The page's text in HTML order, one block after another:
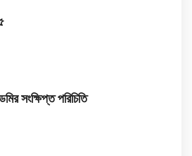
সংক্ষিপ্ত পরিচিতি